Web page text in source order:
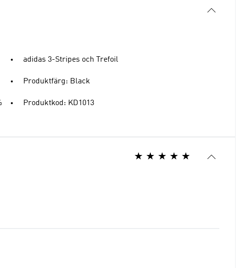
adidas 3-Stripes och Trefoil
Produktfärg: Black
Produktkod: KD1013